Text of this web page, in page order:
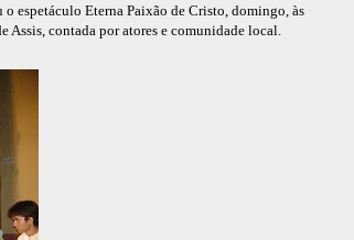
espetáculo Eterna Paixão de Cristo, domingo, às
Assis, contada por atores e comunidade local.